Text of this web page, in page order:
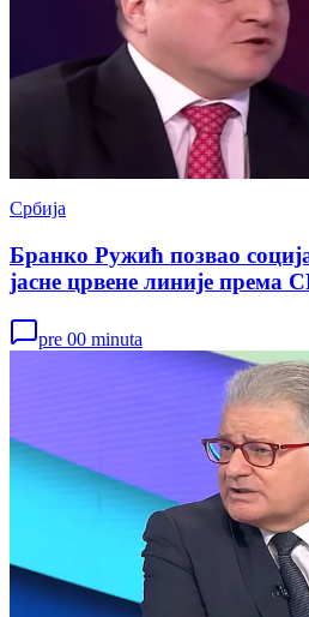
Србија
Бранко Ружић позвао
јасне црвене линије према
pre 00 minuta